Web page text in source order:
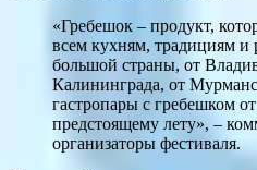
«Гребешок – продукт,
всем кухням, традициям и
большой страны, от
Калининграда, от
гастропары с гребешком
предстоящему лету», –
организаторы фестиваля.